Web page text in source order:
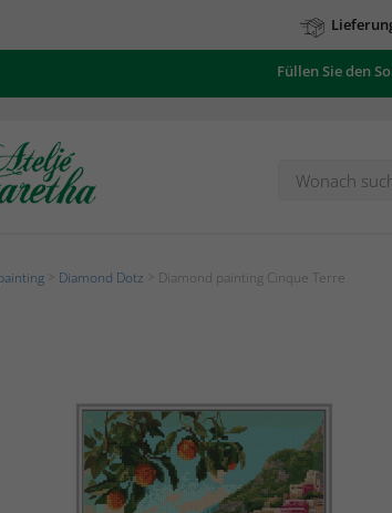
Füllen Sie den
Diamond Dotz > Diamond painting Cinque Terre